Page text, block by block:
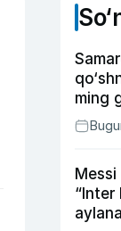
ming
“Inter